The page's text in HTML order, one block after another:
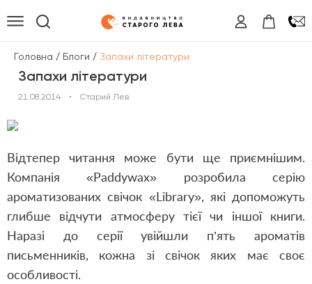
Головна / Блоги / Запахи літератури
Запахи літератури
21.08.2014 • Старий Лев
Відтепер читання може бути ще приємнішим.
Компанія «Paddywax» розробила серію
ароматизованих свічок «Library», які допоможуть
глибше відчути атмосферу тієї чи іншої книги.
Наразі до серії увійшли п’ять ароматів
письменників, кожна зі свічок яких має своє
особливості.